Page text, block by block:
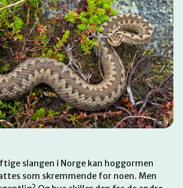
slangen i Norge kan hoggormen
som skremmende for noen. Men